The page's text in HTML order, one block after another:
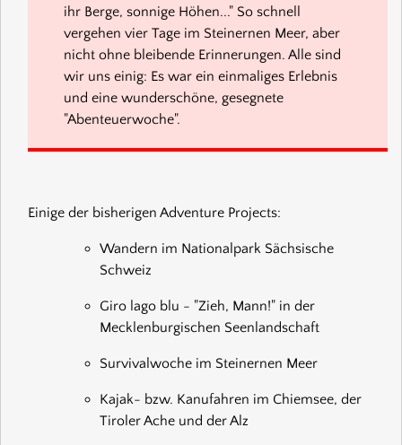
ihr Berge, sonnige Höhen..." So schnell
vergehen vier Tage im Steinernen Meer, aber
nicht ohne bleibende Erinnerungen. Alle sind
wir uns einig: Es war ein einmaliges Erlebnis
und eine wunderschöne, gesegnete
"Abenteuerwoche".
Einige der bisherigen Adventure Projects:
Wandern im Nationalpark Sächsische
Schweiz
Giro lago blu - "Zieh, Mann!" in der
Mecklenburgischen Seenlandschaft
Survivalwoche im Steinernen Meer
Kajak- bzw. Kanufahren im Chiemsee, der
Tiroler Ache und der Alz